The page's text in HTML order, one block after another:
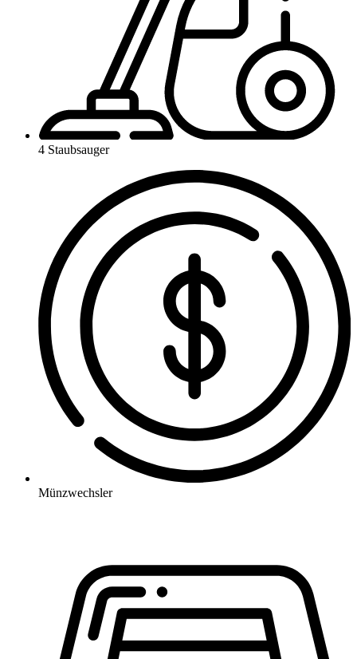
4 Staubsauger
Münzwechsler